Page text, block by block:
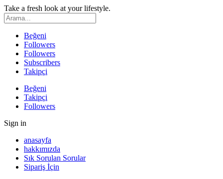
Take a fresh look at your lifestyle.
Beğeni
Followers
Followers
Subscribers
Takipçi
Beğeni
Takipçi
Followers
Sign in
anasayfa
hakkımızda
Sık Sorulan Sorular
Sipariş İçin